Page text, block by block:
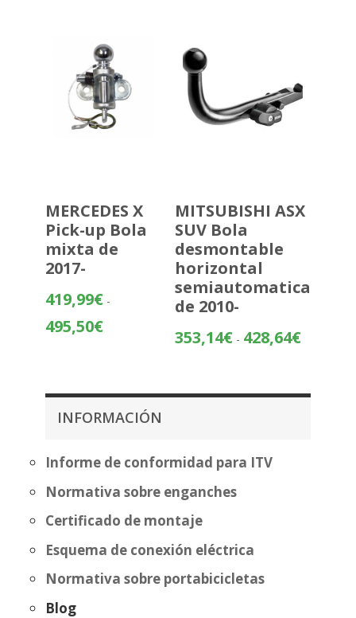
MERCEDES X
Pick-up Bola
mixta de
2017-
419,99€ -
495,50€Rango
419,99€
hasta
MITSUBISHI ASX
SUV Bola
desmontable
horizontal
semiautomatica
de 2010-
353,14€ - 428,64€Rango
INFORMACIÓN
Informe de conformidad para ITV
Normativa sobre enganches
Certificado de montaje
Esquema de conexión eléctrica
Normativa sobre portabicicletas
Blog